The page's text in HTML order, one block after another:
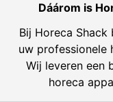
Dáárom is
Bij Horeca
uw professionele
Wij leveren een
horeca